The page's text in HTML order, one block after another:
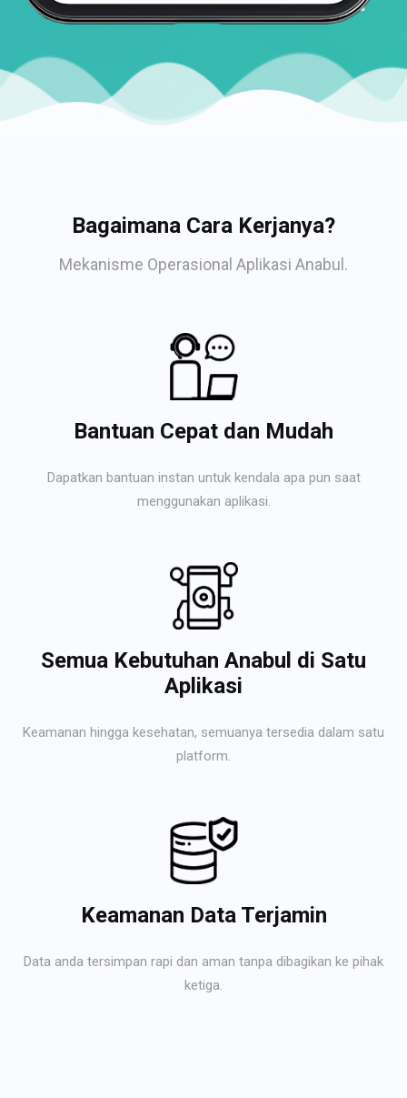
Bagaimana Cara Kerjanya?
Mekanisme Operasional Aplikasi Anabul.
Bantuan Cepat dan Mudah
Dapatkan bantuan instan untuk kendala apa pun saat
menggunakan aplikasi.
Semua Kebutuhan Anabul di Satu
Aplikasi
Keamanan hingga kesehatan, semuanya tersedia dalam satu
platform.
Keamanan Data Terjamin
Data anda tersimpan rapi dan aman tanpa dibagikan ke pihak
ketiga.